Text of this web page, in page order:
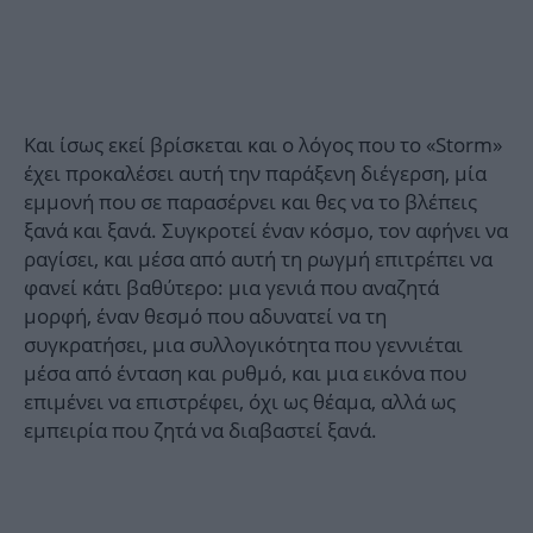
Και ίσως εκεί βρίσκεται και ο λόγος που το «Storm»
έχει προκαλέσει αυτή την παράξενη διέγερση, μία
εμμονή που σε παρασέρνει και θες να το βλέπεις
ξανά και ξανά. Συγκροτεί έναν κόσμο, τον αφήνει να
ραγίσει, και μέσα από αυτή τη ρωγμή επιτρέπει να
φανεί κάτι βαθύτερο: μια γενιά που αναζητά
μορφή, έναν θεσμό που αδυνατεί να τη
συγκρατήσει, μια συλλογικότητα που γεννιέται
μέσα από ένταση και ρυθμό, και μια εικόνα που
επιμένει να επιστρέφει, όχι ως θέαμα, αλλά ως
εμπειρία που ζητά να διαβαστεί ξανά.